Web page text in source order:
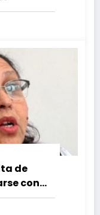
de
con